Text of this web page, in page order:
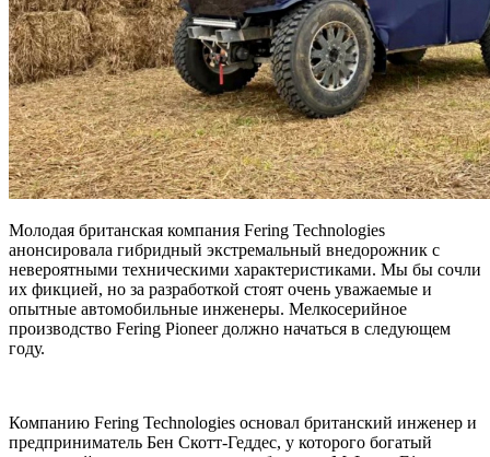
Молодая британская компания Fering Technologies
анонсировала гибридный экстремальный внедорожник с
невероятными техническими характеристиками. Мы бы сочли
их фикцией, но за разработкой стоят очень уважаемые и
опытные автомобильные инженеры. Мелкосерийное
производство Fering Pioneer должно начаться в следующем
году.
Компанию Fering Technologies основал британский инженер и
предприниматель Бен Скотт-Геддес, у которого богатый